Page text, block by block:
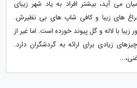
می آید، بیشتر افراد به یاد شهر زیبای
های زیبا و کافی شاپ های بی نظیرش.
زیبا با لاله و گل پیوند خورده است. اما غیر از
زیادی برای ارائه به گردشگران دارد.